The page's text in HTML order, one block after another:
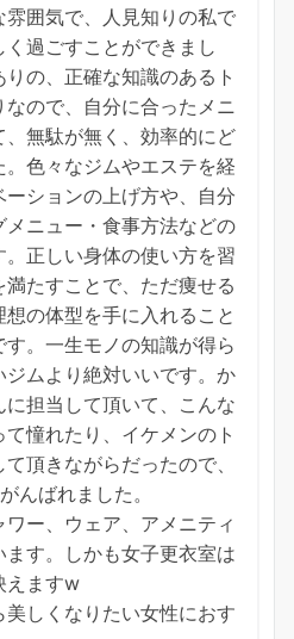
雰囲気で、人見知りの私で
過ごすことができまし
の、正確な知識のあるト
ので、自分に合ったメニ
、無駄が無く、効率的にど
色々なジムやエステを経
ションの上げ方や、自分
ニュー・食事方法などの
正しい身体の使い方を習
たすことで、ただ痩せる
の体型を手に入れること
。一生モノの知識が得ら
ムより絶対いいです。か
担当して頂いて、こんな
憧れたり、イケメンのト
頂きながらだったので、
んばれました。
ー、ウェア、アメニティ
ます。しかも女子更衣室は
えますw
しくなりたい女性におす